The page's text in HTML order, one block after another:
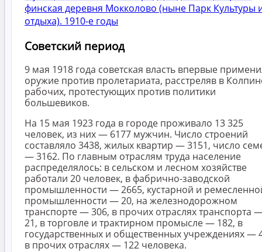
Советский период
9 мая 1918 года советская власть впервые
оружие против пролетариата, расстреляв в
рабочих, протестующих против политики
большевиков.
На 15 мая 1923 года в городе проживало 13 325
человек, из них — 6177 мужчин. Число строений
составляло 3438, жилых квартир — 3151, число
— 3162. По главным отраслям труда население
распределялось: в сельском и лесном хозяйстве
работали 20 человек, в фабрично-заводской
промышленности — 2665, кустарной и
промышленности — 20, на железнодорожном
транспорте — 306, в прочих отраслях транспорта
21, в торговле и трактирном промысле — 182, в
государственных и общественных учреждениях —
в прочих отраслях — 122 человека.